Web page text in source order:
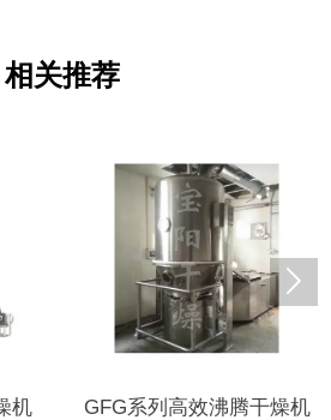
相关推荐
机 GFG系列高效沸腾干燥机
